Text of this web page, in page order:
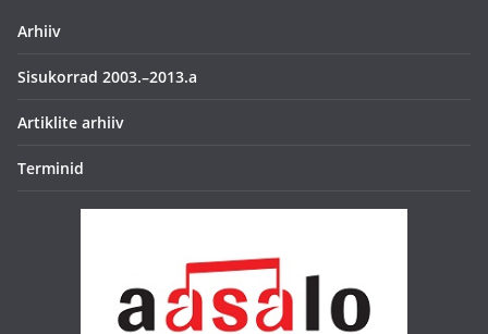
Arhiiv
Sisukorrad 2003.–2013.a
Artiklite arhiiv
Terminid